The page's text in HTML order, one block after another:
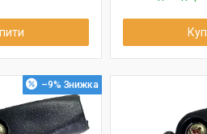
–9%